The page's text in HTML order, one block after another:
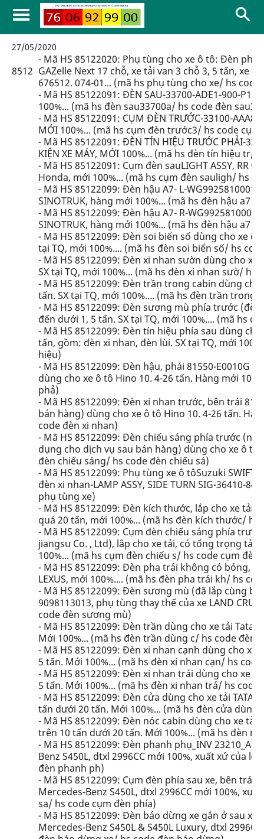
27/05/2020
8512
- Mã HS 85122020: Phụ tùng cho xe ô tô: Đèn
GAZelle Next 17 chỗ, xe tải van 3 chỗ 3, 5 tấn, xe
676512. 074-01... (mã hs phụ tùng cho xe/ hs
- Mã HS 85122091: ĐÈN SAU-33700-ADE1-900-P1-
100%... (mã hs đèn sau33700a/ hs code đèn
- Mã HS 85122091: CỤM ĐÈN TRƯỚC-33100-AAA8-
MỚI 100%... (mã hs cụm đèn trước3/ hs code
- Mã HS 85122091: ĐÈN TÍN HIỆU TRƯỚC PHẢI-
KIỆN XE MÁY, MỚI 100%... (mã hs đèn tín hiệu tr/
- Mã HS 85122091: Cụm đèn sauLIGHT ASSY, RR
Honda, mới 100%... (mã hs cụm đèn sauligh/ hs
- Mã HS 85122099: Đèn hậu A7- L-
SINOTRUK, hàng mới 100%... (mã hs đèn hậu a7
- Mã HS 85122099: Đèn hậu A7- R-
SINOTRUK, hàng mới 100%... (mã hs đèn hậu a7
- Mã HS 85122099: Đèn soi biển số dùng cho xe
tại TQ, mới 100%.... (mã hs đèn soi biển số/ hs
- Mã HS 85122099: Đèn xi nhan sườn dùng cho
SX tại TQ, mới 100%... (mã hs đèn xi nhan sườ/ hs
- Mã HS 85122099: Đèn trần trong cabin dùng
tấn. SX tại TQ, mới 100%.... (mã hs đèn trần
- Mã HS 85122099: Đèn sương mù phía trước
đến dưới 1, 5 tấn. SX tại TQ, mới 100%.... (mã hs
- Mã HS 85122099: Đèn tín hiệu phía sau dùng
tấn, gồm: đèn xi nhan, đèn lùi. SX tại TQ, mới
hiệu)
- Mã HS 85122099: Đèn hậu, phải 81550-E0010G
dùng cho xe ô tô Hino 10. 4-26 tấn. Hàng mới
phả)
- Mã HS 85122099: Đèn xi nhan trước, bên trái
bán hàng) dùng cho xe ô tô Hino 10. 4-26 tấn.
code đèn xi nhan)
- Mã HS 85122099: Đèn chiếu sáng phía trước
dụng cho dịch vụ sau bán hàng) dùng cho xe ô tô
đèn chiếu sáng/ hs code đèn chiếu sá)
- Mã HS 85122099: Phụ tùng xe ô tôSuzuki SWIFT-
đèn xi nhan-LAMP ASSY, SIDE TURN SIG-36410-
phụ tùng xe)
- Mã HS 85122099: Đèn kích thước, lắp cho xe
quá 20 tấn, mới 100%... (mã hs đèn kích thước/
- Mã HS 85122099: Cụm đèn chiếu sáng phía
jiangsu Co. , Ltd), lắp cho xe tải, có tổng trọng
100%... (mã hs cụm đèn chiếu s/ hs code cụm đèn
- Mã HS 85122099: Đèn pha trái không có bóng,
LEXUS, mới 100%.... (mã hs đèn pha trái kh/ hs
- Mã HS 85122099: Đèn sương mù (đã lắp cùng
9098113013, phụ tùng thay thế của xe LAND
code đèn sương mù)
- Mã HS 85122099: Đèn trần dùng cho xe tải Tata
Mới 100%... (mã hs đèn trần dùng c/ hs code đèn
- Mã HS 85122099: Đèn xi nhan cạnh dùng cho xe
5 tấn. Mới 100%... (mã hs đèn xi nhan cạn/ hs
- Mã HS 85122099: Đèn xi nhan trái dùng cho xe
5 tấn. Mới 100%... (mã hs đèn xi nhan trá/ hs code
- Mã HS 85122099: Đèn cửa dùng cho xe tải TATA
tấn dưới 20 tấn. Mới 100%... (mã hs đèn cửa
- Mã HS 85122099: Đèn nóc cabin dùng cho xe tải
trên 10 tấn dưới 20 tấn. Mới 100%... (mã hs đèn
- Mã HS 85122099: Đèn phanh phụ_INV 23210_A
Benz S450L, dtxl 2996CC mới 100%, xuất xứ của
đèn phanh ph)
- Mã HS 85122099: Cụm đèn phía sau xe, bên
Mercedes-Benz S450L, dtxl 2996CC mới 100%,
sa/ hs code cụm đèn phía)
- Mã HS 85122099: Đèn báo dừng xe gắn ở sau
Mercedes-Benz S450L & S450L Luxury, dtxl